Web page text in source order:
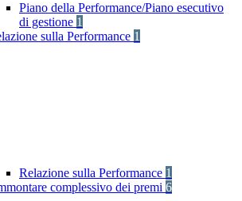
Piano della Performance/Piano esecutivo
di gestione 1
sulla Performance 1
Relazione sulla Performance 1
complessivo dei premi 6